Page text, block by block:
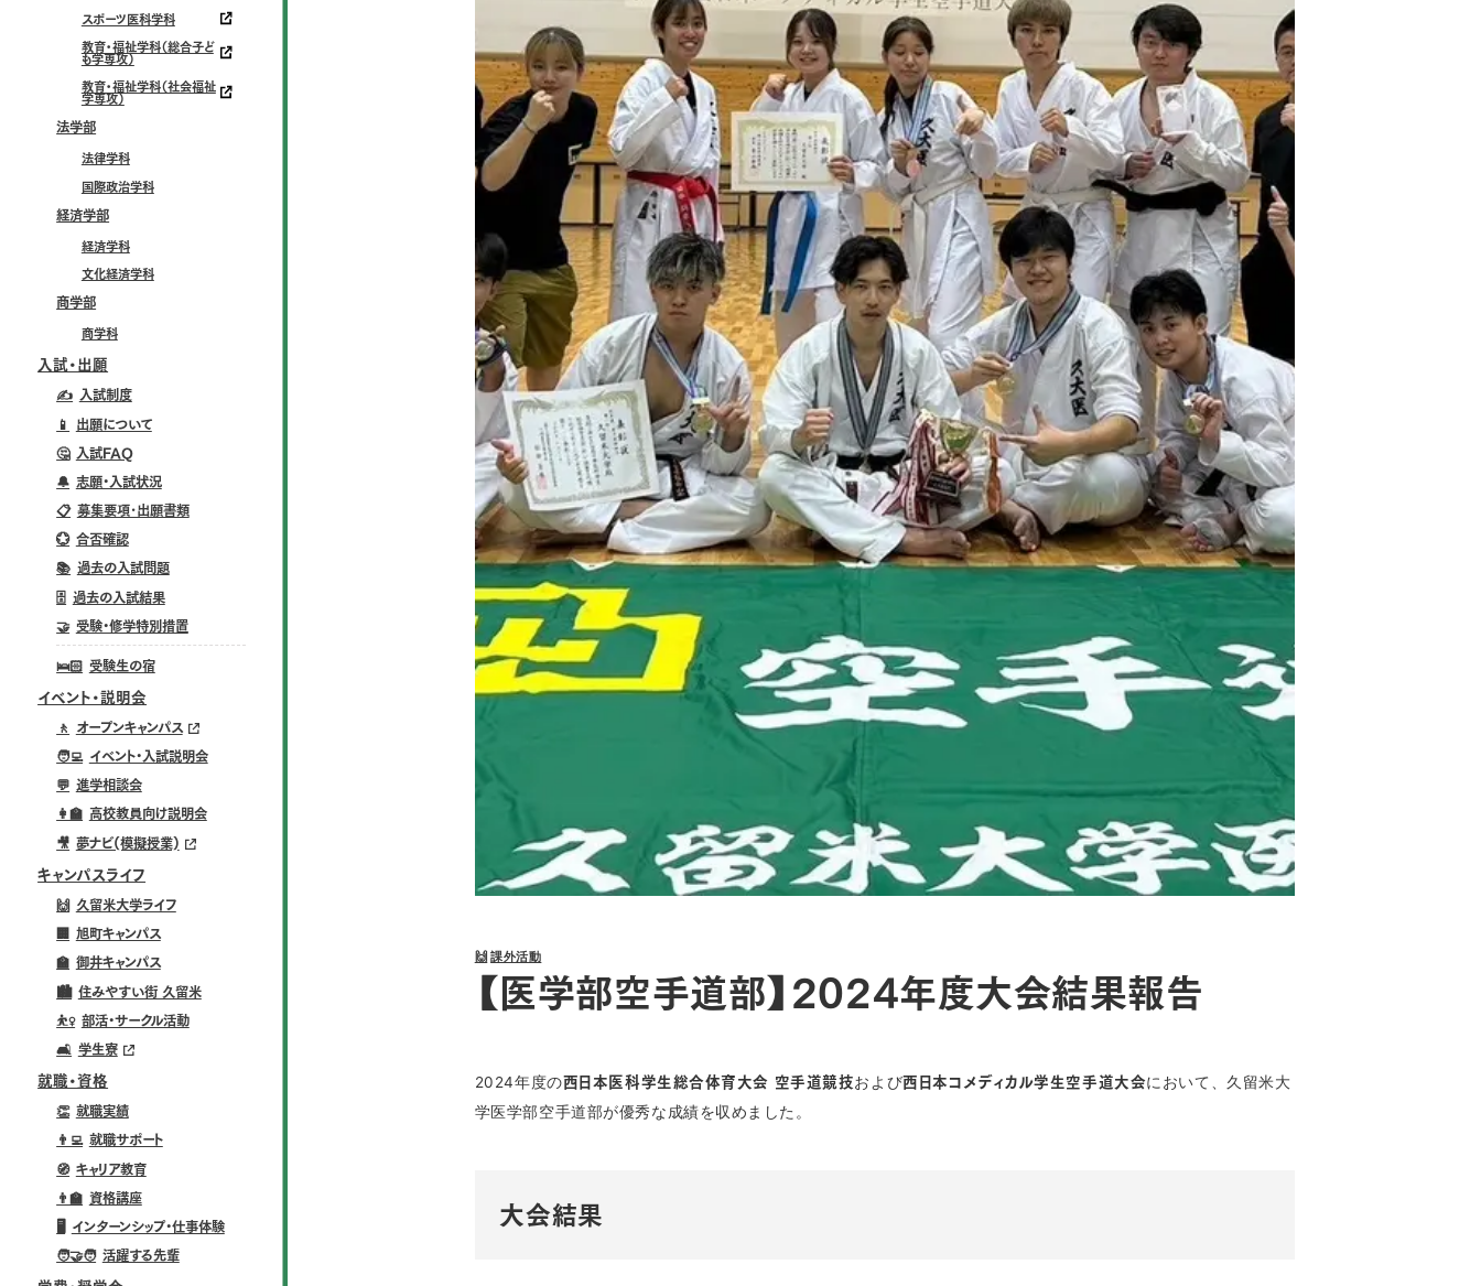
スポーツ医科学科
教育・福祉学科（総合子ど
も学専攻）
教育・福祉学科（社会福祉
学専攻）
法学部
法律学科
国際政治学科
経済学部
経済学科
文化経済学科
商学部
商学科
入試・出願
✍ 入試制度
📱 出願について
🤔 入試FAQ
🔔 志願・入試状況
📋 募集要項･出願書類
💮 合否確認
📚 過去の入試問題
🗄️ 過去の入試結果
🤝 受験・修学特別措置
🛌🏻 受験生の宿
イベント・説明会
🚶 オープンキャンパス
🧑‍💻 イベント・入試説明会
💬 進学相談会
👩‍🏫 高校教員向け説明会
🎥 夢ナビ(模擬授業)
キャンパスライフ
🙌 久留米大学ライフ
旭町キャンパス
🏫 御井キャンパス
🏙️ 住みやすい街 久留米
⛹️‍♀️ 部活・サークル活動
🛋️ 学生寮
就職・資格
👏 就職実績
👨‍💻 就職サポート
🧭 キャリア教育
👨‍🏫 資格講座
🖥️ インターンシップ・仕事体験
🧑‍🤝‍🧑 活躍する先輩
🙌 課外活動
【医学部空手道部】2024年度大会結果報告
2024年度の西日本医科学生総合体育大会 空手道競技および西日本コメディカル学生空手道大会において、久留米大
学医学部空手道部が優秀な成績を収めました。
大会結果